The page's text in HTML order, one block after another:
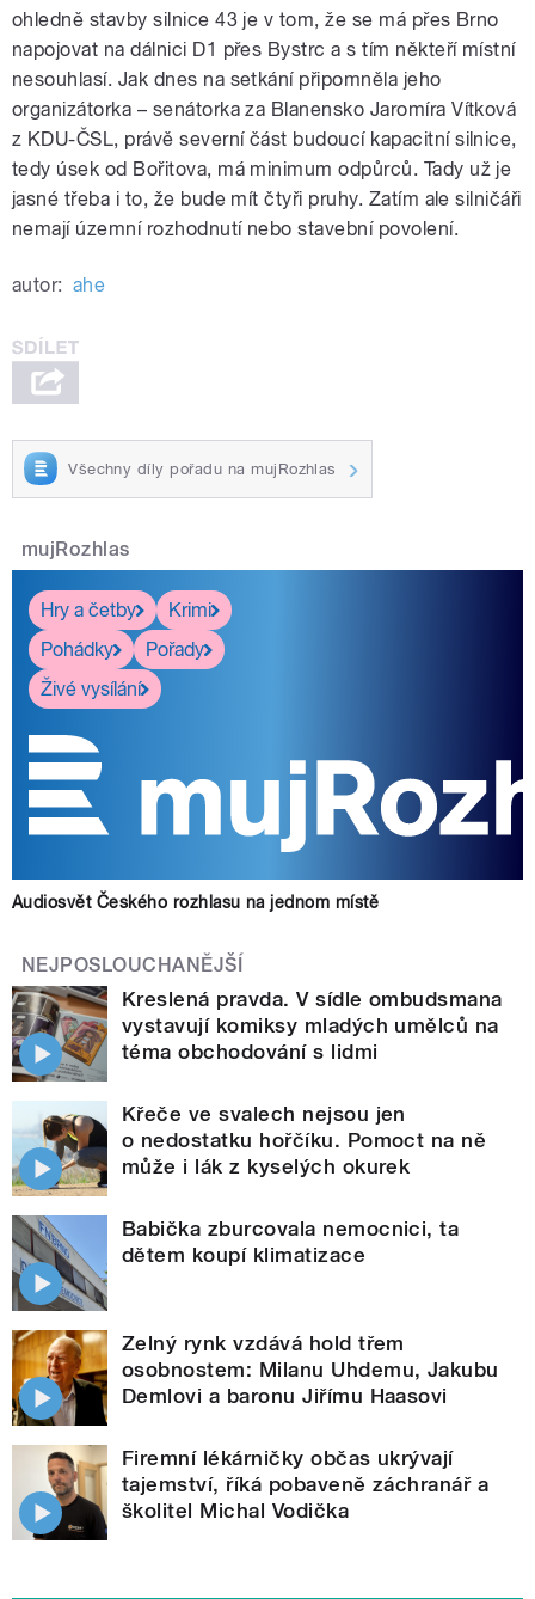
ohledně stavby silnice 43 je v tom, že se má přes Brno
napojovat na dálnici D1 přes Bystrc a s tím někteří místní
nesouhlasí. Jak dnes na setkání připomněla jeho
organizátorka – senátorka za Blanensko Jaromíra Vítková
z KDU-ČSL, právě severní část budoucí kapacitní silnice,
tedy úsek od Bořitova, má minimum odpůrců. Tady už je
jasné třeba i to, že bude mít čtyři pruhy. Zatím ale silničáři
nemají územní rozhodnutí nebo stavební povolení.
autor: ahe
Všechny díly pořadu na mujRozhlas
mujRozhlas
Hry a četby
Krimi
Pohádky
Pořady
Živé vysílání
Audiosvět Českého rozhlasu na jednom místě
NEJPOSLOUCHANĚJŠÍ
Kreslená pravda. V sídle ombudsmana
vystavují komiksy mladých umělců na
téma obchodování s lidmi
Křeče ve svalech nejsou jen
o nedostatku hořčíku. Pomoct na ně
může i lák z kyselých okurek
Babička zburcovala nemocnici, ta
dětem koupí klimatizace
Zelný rynk vzdává hold třem
osobnostem: Milanu Uhdemu, Jakubu
Demlovi a baronu Jiřímu Haasovi
Firemní lékárničky občas ukrývají
tajemství, říká pobaveně záchranář a
školitel Michal Vodička